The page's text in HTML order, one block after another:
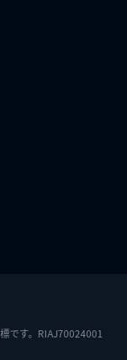
です。RIAJ70024001